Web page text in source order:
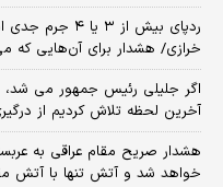
ردپای بیش از
خرازی/ هشدار برای آن‌هایی که می‌خواهند به ۲۵۰
اگر جلیلی رئیس جمهور می شد،
آخرین لحظه تلاش کردیم از
هشدار صریح مقام عراقی به
خواهد شد و آتش تنها با آتش